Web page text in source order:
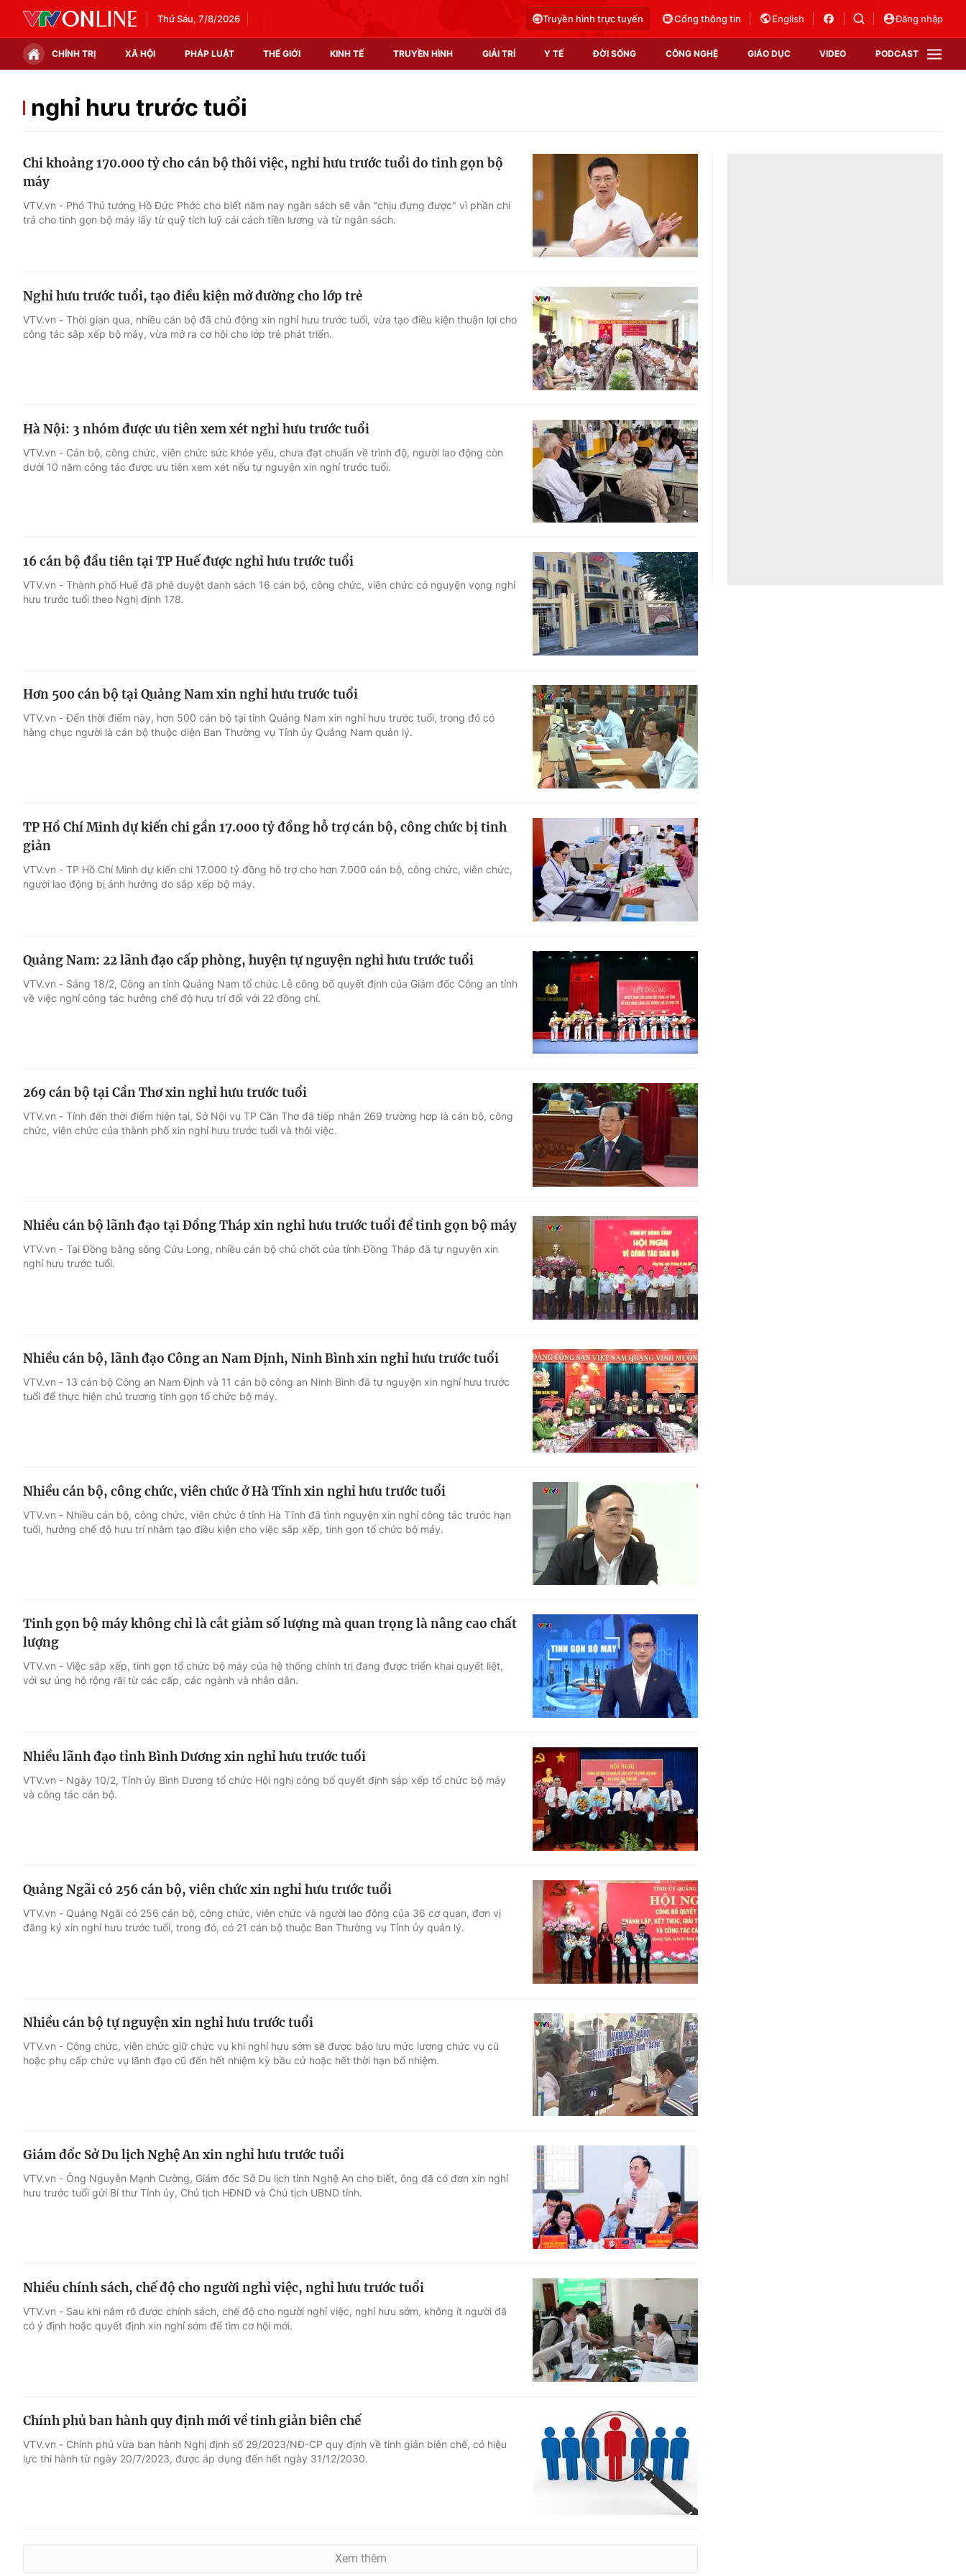
Thứ Sáu, 7/8/2026 Truyền hình trực tuyến Cổng thông tin English Đăng nhập
CHÍNH TRỊ XÃ HỘI PHÁP LUẬT THẾ GIỚI KINH TẾ TRUYỀN HÌNH GIẢI TRÍ Y TẾ ĐỜI SỐNG CÔNG NGHỆ GIÁO DỤC VIDEO PODCAST
Chính trị Xã hội
Tin tức
Thế giới đó đây
Câu chuyện quốc tế
Thị trường
Góc doanh nghiệp
Hậu trường
Video
Shorts video
Podcast
EMagazine
Photo
Infographic
Góc ảnh
Điện ảnh
Âm nhạc
Sao
Làm đẹp
Chất lượng cuộc sống
Học trực tuyến
Công nghệ
Hitech Công nghệ tương lai
Sản phẩm
Thị trường
Tư vấn
VTV Sức khoẻ
nghỉ hưu trước tuổi
Chi khoảng 170.000 tỷ cho cán bộ thôi việc, nghỉ hưu trước tuổi do tinh gọn bộ
máy
VTV.vn - Phó Thủ tướng Hồ Đức Phớc cho biết năm nay ngân sách sẽ vẫn "chịu đựng được" vì phần chi
trả cho tinh gọn bộ máy lấy từ quỹ tích luỹ cải cách tiền lương và từ ngân sách.
Nghỉ hưu trước tuổi, tạo điều kiện mở đường cho lớp trẻ
VTV.vn - Thời gian qua, nhiều cán bộ đã chủ động xin nghỉ hưu trước tuổi, vừa tạo điều kiện thuận lợi cho
công tác sắp xếp bộ máy, vừa mở ra cơ hội cho lớp trẻ phát triển.
Hà Nội: 3 nhóm được ưu tiên xem xét nghỉ hưu trước tuổi
VTV.vn - Cán bộ, công chức, viên chức sức khỏe yếu, chưa đạt chuẩn về trình độ, người lao động còn
dưới 10 năm công tác được ưu tiên xem xét nếu tự nguyện xin nghỉ trước tuổi.
16 cán bộ đầu tiên tại TP Huế được nghỉ hưu trước tuổi
VTV.vn - Thành phố Huế đã phê duyệt danh sách 16 cán bộ, công chức, viên chức có nguyện vọng nghỉ
hưu trước tuổi theo Nghị định 178.
Hơn 500 cán bộ tại Quảng Nam xin nghỉ hưu trước tuổi
VTV.vn - Đến thời điểm này, hơn 500 cán bộ tại tỉnh Quảng Nam xin nghỉ hưu trước tuổi, trong đó có
hàng chục người là cán bộ thuộc diện Ban Thường vụ Tỉnh ủy Quảng Nam quản lý.
TP Hồ Chí Minh dự kiến chi gần 17.000 tỷ đồng hỗ trợ cán bộ, công chức bị tinh
giản
VTV.vn - TP Hồ Chí Minh dự kiến chi 17.000 tỷ đồng hỗ trợ cho hơn 7.000 cán bộ, công chức, viên chức,
người lao động bị ảnh hưởng do sắp xếp bộ máy.
Quảng Nam: 22 lãnh đạo cấp phòng, huyện tự nguyện nghỉ hưu trước tuổi
VTV.vn - Sáng 18/2, Công an tỉnh Quảng Nam tổ chức Lễ công bố quyết định của Giám đốc Công an tỉnh
về việc nghỉ công tác hưởng chế độ hưu trí đối với 22 đồng chí.
269 cán bộ tại Cần Thơ xin nghỉ hưu trước tuổi
VTV.vn - Tính đến thời điểm hiện tại, Sở Nội vụ TP Cần Thơ đã tiếp nhận 269 trường hợp là cán bộ, công
chức, viên chức của thành phố xin nghỉ hưu trước tuổi và thôi việc.
Nhiều cán bộ lãnh đạo tại Đồng Tháp xin nghỉ hưu trước tuổi để tinh gọn bộ máy
VTV.vn - Tại Đồng bằng sông Cửu Long, nhiều cán bộ chủ chốt của tỉnh Đồng Tháp đã tự nguyện xin
nghỉ hưu trước tuổi.
Nhiều cán bộ, lãnh đạo Công an Nam Định, Ninh Bình xin nghỉ hưu trước tuổi
VTV.vn - 13 cán bộ Công an Nam Định và 11 cán bộ công an Ninh Bình đã tự nguyện xin nghỉ hưu trước
tuổi để thực hiện chủ trương tinh gọn tổ chức bộ máy.
Nhiều cán bộ, công chức, viên chức ở Hà Tĩnh xin nghỉ hưu trước tuổi
VTV.vn - Nhiều cán bộ, công chức, viên chức ở tỉnh Hà Tĩnh đã tình nguyện xin nghỉ công tác trước hạn
tuổi, hưởng chế độ hưu trí nhằm tạo điều kiện cho việc sắp xếp, tinh gọn tổ chức bộ máy.
Tinh gọn bộ máy không chỉ là cắt giảm số lượng mà quan trọng là nâng cao chất
lượng
VTV.vn - Việc sắp xếp, tinh gọn tổ chức bộ máy của hệ thống chính trị đang được triển khai quyết liệt,
với sự ủng hộ rộng rãi từ các cấp, các ngành và nhân dân.
Nhiều lãnh đạo tỉnh Bình Dương xin nghỉ hưu trước tuổi
VTV.vn - Ngày 10/2, Tỉnh ủy Bình Dương tổ chức Hội nghị công bố quyết định sắp xếp tổ chức bộ máy
và công tác cán bộ.
Quảng Ngãi có 256 cán bộ, viên chức xin nghỉ hưu trước tuổi
VTV.vn - Quảng Ngãi có 256 cán bộ, công chức, viên chức và người lao động của 36 cơ quan, đơn vị
đăng ký xin nghỉ hưu trước tuổi, trong đó, có 21 cán bộ thuộc Ban Thường vụ Tỉnh ủy quản lý.
Nhiều cán bộ tự nguyện xin nghỉ hưu trước tuổi
VTV.vn - Công chức, viên chức giữ chức vụ khi nghỉ hưu sớm sẽ được bảo lưu mức lương chức vụ cũ
hoặc phụ cấp chức vụ lãnh đạo cũ đến hết nhiệm kỳ bầu cử hoặc hết thời hạn bổ nhiệm.
Giám đốc Sở Du lịch Nghệ An xin nghỉ hưu trước tuổi
VTV.vn - Ông Nguyễn Mạnh Cường, Giám đốc Sở Du lịch tỉnh Nghệ An cho biết, ông đã có đơn xin nghỉ
hưu trước tuổi gửi Bí thư Tỉnh ủy, Chủ tịch HĐND và Chủ tịch UBND tỉnh.
Nhiều chính sách, chế độ cho người nghỉ việc, nghỉ hưu trước tuổi
VTV.vn - Sau khi nắm rõ được chính sách, chế độ cho người nghỉ việc, nghỉ hưu sớm, không ít người đã
có ý định hoặc quyết định xin nghỉ sớm để tìm cơ hội mới.
Chính phủ ban hành quy định mới về tinh giản biên chế
VTV.vn - Chính phủ vừa ban hành Nghị định số 29/2023/NĐ-CP quy định về tinh giản biên chế, có hiệu
lực thi hành từ ngày 20/7/2023, được áp dụng đến hết ngày 31/12/2030.
Xem thêm